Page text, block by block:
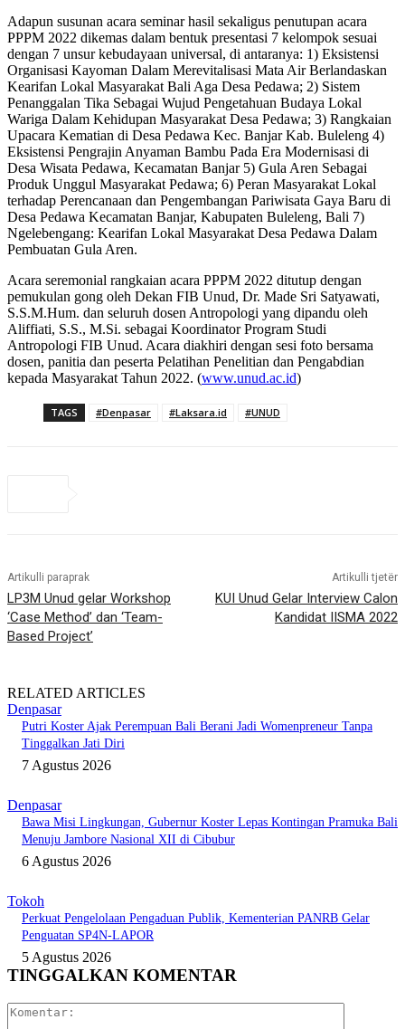
Adapun susunan acara seminar hasil sekaligus penutupan acara
PPPM 2022 dikemas dalam bentuk presentasi 7 kelompok sesuai
dengan 7 unsur kebudayaan universal, di antaranya: 1) Eksistensi
Organisasi Kayoman Dalam Merevitalisasi Mata Air Berlandaskan
Kearifan Lokal Masyarakat Bali Aga Desa Pedawa; 2) Sistem
Penanggalan Tika Sebagai Wujud Pengetahuan Budaya Lokal
Wariga Dalam Kehidupan Masyarakat Desa Pedawa; 3) Rangkaian
Upacara Kematian di Desa Pedawa Kec. Banjar Kab. Buleleng 4)
Eksistensi Pengrajin Anyaman Bambu Pada Era Modernisasi di
Desa Wisata Pedawa, Kecamatan Banjar 5) Gula Aren Sebagai
Produk Unggul Masyarakat Pedawa; 6) Peran Masyarakat Lokal
terhadap Perencanaan dan Pengembangan Pariwisata Gaya Baru di
Desa Pedawa Kecamatan Banjar, Kabupaten Buleleng, Bali 7)
Ngelebengang: Kearifan Lokal Masyarakat Desa Pedawa Dalam
Pembuatan Gula Aren.
Acara seremonial rangkaian acara PPPM 2022 ditutup dengan
pemukulan gong oleh Dekan FIB Unud, Dr. Made Sri Satyawati,
S.S.M.Hum. dan seluruh dosen Antropologi yang dipandu oleh
Aliffiati, S.S., M.Si. sebagai Koordinator Program Studi
Antropologi FIB Unud. Acara diakhiri dengan sesi foto bersama
dosen, panitia dan peserta Pelatihan Penelitian dan Pengabdian
kepada Masyarakat Tahun 2022. (www.unud.ac.id)
TAGS #Denpasar #Laksara.id #UNUD
Artikulli paraprak
LP3M Unud gelar Workshop
‘Case Method’ dan ‘Team-
Based Project’
Artikulli tjetër
KUI Unud Gelar Interview Calon
Kandidat IISMA 2022
RELATED ARTICLES
Denpasar
Putri Koster Ajak Perempuan Bali Berani Jadi Womenpreneur Tanpa
Tinggalkan Jati Diri
7 Agustus 2026
Denpasar
Bawa Misi Lingkungan, Gubernur Koster Lepas Kontingan Pramuka Bali
Menuju Jambore Nasional XII di Cibubur
6 Agustus 2026
Tokoh
Perkuat Pengelolaan Pengaduan Publik, Kementerian PANRB Gelar
Penguatan SP4N-LAPOR
5 Agustus 2026
TINGGALKAN KOMENTAR